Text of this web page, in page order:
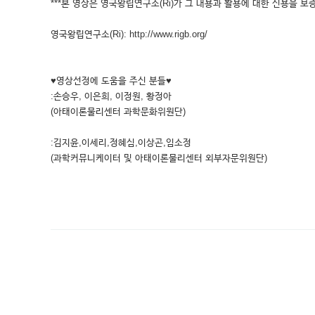
***본 영상은 영국왕립연구소(Ri)가 그 내용과 활용에 대한 신용을 보
영국왕립연구소(Ri): http://www.rigb.org/
♥영상선정에 도움을 주신 분들♥
:손승우, 이은희, 이정원, 황정아
(아태이론물리센터 과학문화위원단)
:김지윤,이세리,정혜심,이상곤,임소정
(과학커뮤니케이터 및 아태이론물리센터 외부자문위원단)